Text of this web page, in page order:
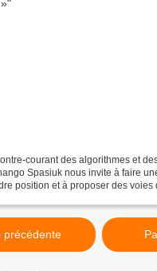
courant des algorithmes et
Spasiuk nous invite à faire
position et à proposer des voies
précédente